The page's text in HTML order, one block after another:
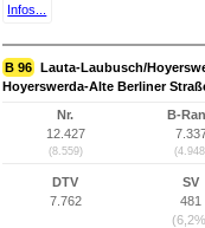
Infos...
B 96 Lauta-Laubusch/
Hoyerswerda-Alte Berliner
Nr.
12.427
(8.559)
B-
DTV
7.762
SV
481